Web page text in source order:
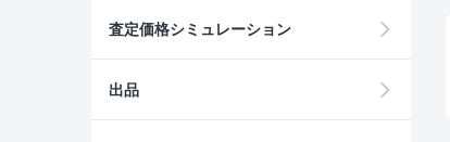
査定価格シミュレーション
出品